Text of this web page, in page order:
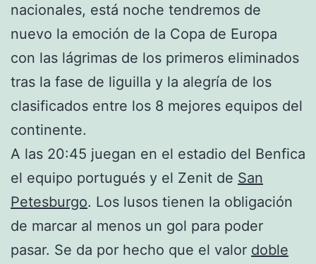
nacionales, está noche tendremos de
nuevo la emoción de la Copa de Europa
con las lágrimas de los primeros eliminados
tras la fase de liguilla y la alegría de los
clasificados entre los 8 mejores equipos del
continente.
A las 20:45 juegan en el estadio del Benfica
el equipo portugués y el Zenit de San
Petesburgo. Los lusos tienen la obligación
de marcar al menos un gol para poder
pasar. Se da por hecho que el valor doble